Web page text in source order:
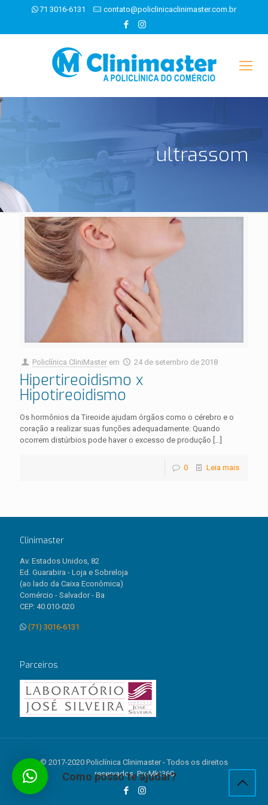
71 3016-6131 contato@policlinicaclinimaster.com.br
ultrassom
Policlínica CliniMaster em 24 de setembro de 2018
Hipertireoidismo x
Hipotireoidismo
Os hormônios da Tireoide ajudam órgãos como o cérebro e o
coração a realizar suas funções adequadamente. Quando
ocorrem distúrbios pode haver o excesso de produção […]
0 Leia mais
Clinimaster
Av. Estados Unidos, 82
Ed. Guarabira - Loja e Sobreloja
(ao lado da Caixa Econômica)
Comércio - Salvador - Ba
CEP: 40.010-020
(71) 3016-6131
Parceiros
© 2017-2020 Policlínica Clinimaster - Todos os direitos
reservados. ProMkt360
Como posso te ajudar?